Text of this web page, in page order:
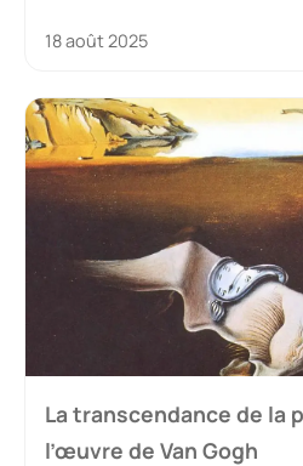
18 août 2025
La transcendance de la
l’œuvre de Van Gogh